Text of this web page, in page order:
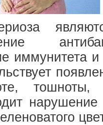
иммунитета
тошноты,